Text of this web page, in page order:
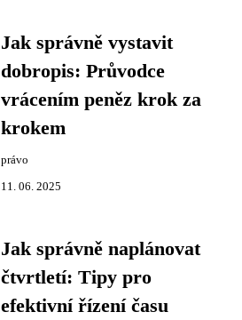
Jak správně vystavit
dobropis: Průvodce
vrácením peněz krok za
krokem
právo
11. 06. 2025
Jak správně naplánovat
čtvrtletí: Tipy pro
efektivní řízení času